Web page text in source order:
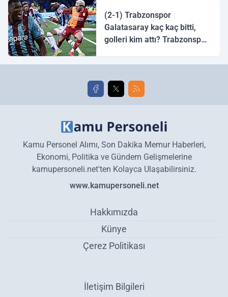
(2-1) Trabzonspor
Galatasaray kaç kaç bitti,
golleri kim attı? Trabzonspor
golleri!
Kamu Personel Alımı, Son Dakika Memur Haberleri,
Ekonomi, Politika ve Gündem Gelişmelerine
kamupersoneli.net'ten Kolayca Ulaşabilirsiniz.
www.kamupersoneli.net
Hakkımızda
Künye
Çerez Politikası
İletişim Bilgileri